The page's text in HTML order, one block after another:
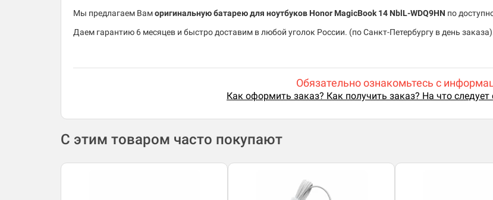
Мы предлагаем Ваморигинальную батарею для ноутбуков Honor MagicBook 14 NblL-WDQ9HN по
Даем гарантию 6 месяцев и быстро доставим в любой уголок России. (по Санкт-Петербургу в день
Обязательно ознакомьтесь с
Как оформить заказ? Как получить заказ? На что
С этим товаром часто покупают